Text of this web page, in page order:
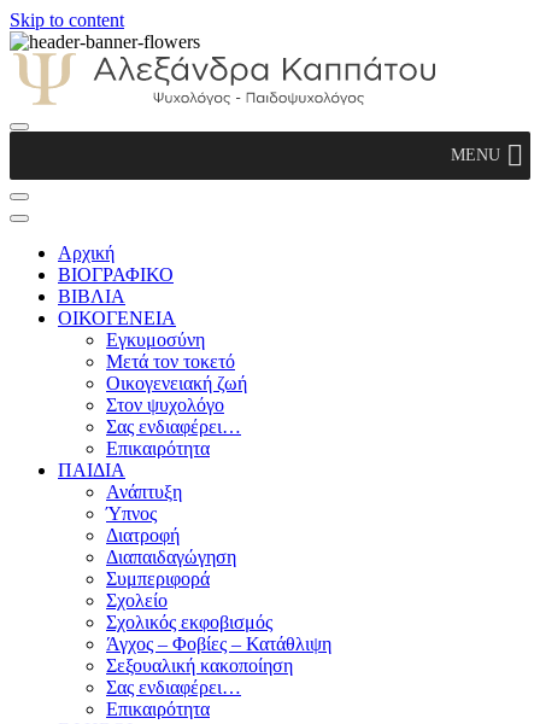
Skip to content
Παιδοψυχολόγος
MENU
Αρχική
ΒΙΟΓΡΑΦΙΚΟ
ΒΙΒΛΙΑ
ΟΙΚΟΓΕΝΕΙΑ
Εγκυμοσύνη
Μετά τον τοκετό
Οικογενειακή ζωή
Στον ψυχολόγο
Σας ενδιαφέρει…
Επικαιρότητα
ΠΑΙΔΙΑ
Ανάπτυξη
Ύπνος
Διατροφή
Διαπαιδαγώγηση
Συμπεριφορά
Σχολείο
Σχολικός εκφοβισμός
Άγχος – Φοβίες – Κατάθλιψη
Σεξουαλική κακοποίηση
Σας ενδιαφέρει…
Επικαιρότητα